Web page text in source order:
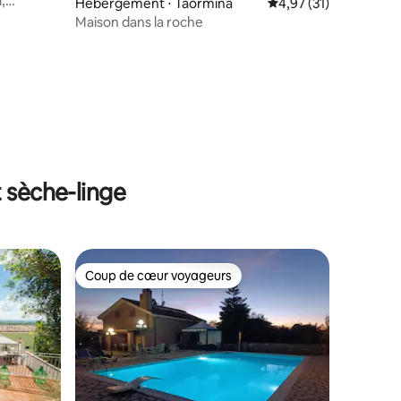
Maison dans la roche
linge
: 4,75 sur 5
Coup de cœur voyageurs
Coup de cœur voyageurs